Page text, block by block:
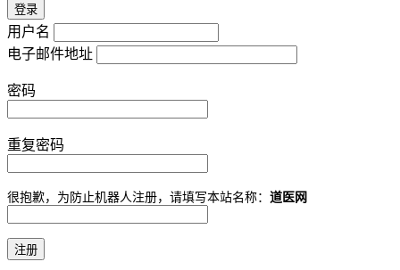
用户名
电子邮件地址
密码
重复密码
很抱歉，为防止机器人注册，请填写本站名称： 道医网